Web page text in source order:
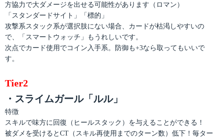
方協力で大ダメージを出せる可能性があります（ロマン）
「スタンダードサイト」「標的」
攻撃系スタック系が選択肢にない場合、カードが枯渇しやすいの
で、「スマートウォッチ」もうれしいです。
次点でカード使用でコイン入手系。防御も+3なら取ってもいいで
す。
Tier2
・スライムガール「ルル」
特徴
スキルで味方に回復（ヒールスタック）を与えることができる！
被ダメを受けるとCT（スキル再使用までのターン数）低下！毎ター